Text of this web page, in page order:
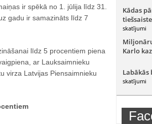
ir spēkā no 1. jūlija līdz 31.
gadu ir samazināts līdz 7
līdz 5 procentiem piena
ar Lauksaimnieku
virza Latvijas Piensaimnieku
Kādas
skatījumi
Karlo
Labākās
skatījumi